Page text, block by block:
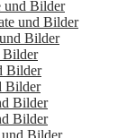
und Bilder
und Bilder
Bilder
Bilder
Bilder
Bilder
Bilder
Bilder
Bilder